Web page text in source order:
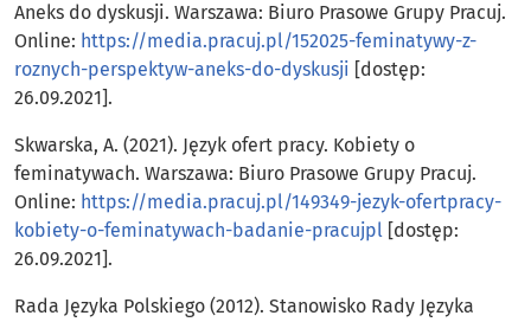
Aneks do dyskusji. Warszawa: Biuro Prasowe Grupy Pracuj.
Online: https://media.pracuj.pl/152025-feminatywy-z-
roznych-perspektyw-aneks-do-dyskusji [dostęp:
26.09.2021].
Skwarska, A. (2021). Język ofert pracy. Kobiety o
feminatywach. Warszawa: Biuro Prasowe Grupy Pracuj.
Online: https://media.pracuj.pl/149349-jezyk-ofertpracy-
kobiety-o-feminatywach-badanie-pracujpl [dostęp:
26.09.2021].
Rada Języka Polskiego (2012). Stanowisko Rady Języka